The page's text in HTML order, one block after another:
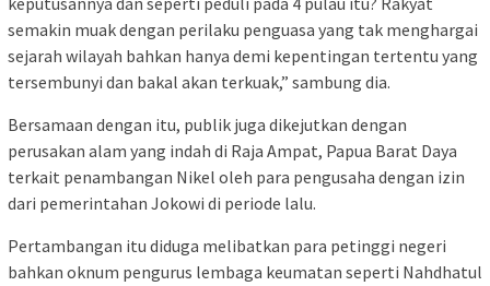
semakin muak dengan perilaku penguasa yang tak menghargai
sejarah wilayah bahkan hanya demi kepentingan tertentu yang
tersembunyi dan bakal akan terkuak,” sambung dia.
Bersamaan dengan itu, publik juga dikejutkan dengan
perusakan alam yang indah di Raja Ampat, Papua Barat Daya
terkait penambangan Nikel oleh para pengusaha dengan izin
dari pemerintahan Jokowi di periode lalu.
Pertambangan itu diduga melibatkan para petinggi negeri
bahkan oknum pengurus lembaga keumatan seperti Nahdhatul